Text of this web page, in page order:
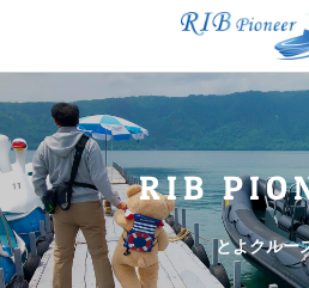
RIB
とよクルー